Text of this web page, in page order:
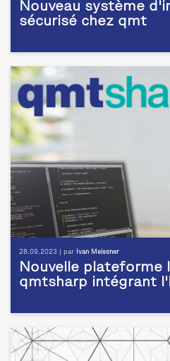
Nouveau système
sécurisé chez qmt
28.09.2023 | par Ivan Meissner
Nouvelle plateforme
qmtsharp intégrant